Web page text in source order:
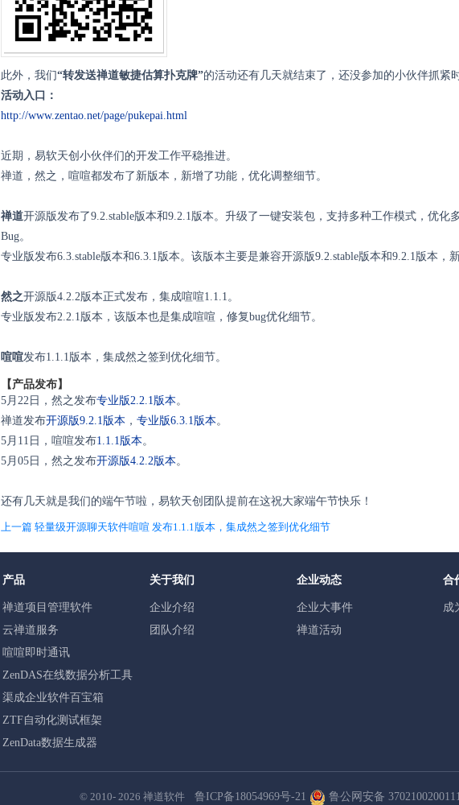
此外，我们“转发送禅道敏捷估算扑克牌”的活动还有几天就结束了，还没参加的小伙伴抓紧
活动入口：
http://www.zentao.net/page/pukepai.html
近期，易软天创小伙伴们的开发工作平稳推进。
禅道，然之，喧喧都发布了新版本，新增了功能，优化调整细节。
禅道开源版发布了9.2.stable版本和9.2.1版本。升级了一键安装包，支持多种工作模式，优
Bug。
专业版发布6.3.stable版本和6.3.1版本。该版本主要是兼容开源版9.2.stable版本和9.2.1版本，
然之开源版4.2.2版本正式发布，集成喧喧1.1.1。
专业版发布2.2.1版本，该版本也是集成喧喧，修复bug优化细节。
喧喧发布1.1.1版本，集成然之签到优化细节。
【产品发布】
5月22日，然之发布专业版2.2.1版本。
禅道发布开源版9.2.1版本 ， 专业版6.3.1版本。
5月11日，喧喧发布1.1.1版本。
5月05日，然之发布开源版4.2.2版本。
还有几天就是我们的端午节啦， 易软天创团队提前在这祝大家端午节快乐！
上一篇 轻量级开源聊天软件喧喧 发布1.1.1版本，集成然之签到优化细节
产品
禅道项目管理软件
云禅道服务
喧喧即时通讯
ZenDAS在线数据分析工具
渠成企业软件百宝箱
ZTF自动化测试框架
ZenData数据生成器
关于我们
企业介绍
团队介绍
企业动态
企业大事件
禅道活动
合
成
© 2010- 2026 禅道软件 鲁ICP备18054969号-21 鲁公网安备